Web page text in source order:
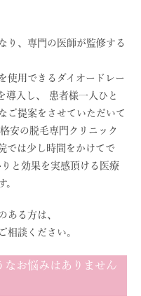
り、専門の医師が監修する
使用できるダイオードレー
導入し、 患者様一人ひと
ご提案をさせていただいて
安の脱毛専門クリニック
では少し時間をかけてで
と効果を実感頂ける医療
。
ある方は、
相談ください。
なお悩みはありません